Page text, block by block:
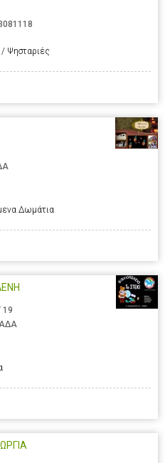
/ Ψησταριές
Δωμάτια